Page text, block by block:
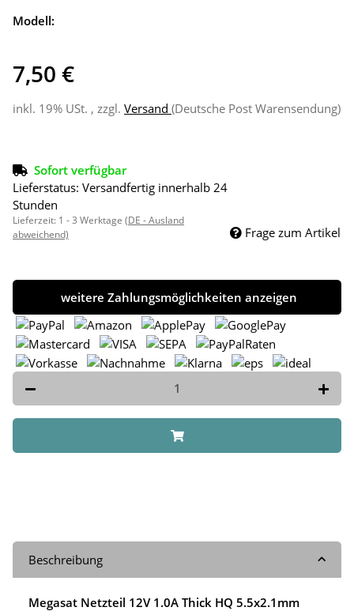
Modell:
7,50 €
inkl. 19% USt. , zzgl. Versand (Deutsche Post Warensendung)
Sofort verfügbar
Lieferstatus: Versandfertig innerhalb 24
Stunden
Lieferzeit: 1 - 3 Werktage (DE - Ausland
abweichend)
Frage zum Artikel
weitere Zahlungsmöglichkeiten anzeigen
Beschreibung
Megasat Netzteil 12V 1.0A Thick HQ 5.5x2.1mm